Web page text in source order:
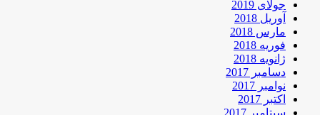
جولای 2019
آوریل 2018
مارس 2018
فوریه 2018
ژانویه 2018
دسامبر 2017
نوامبر 2017
اکتبر 2017
سپتامبر 2017